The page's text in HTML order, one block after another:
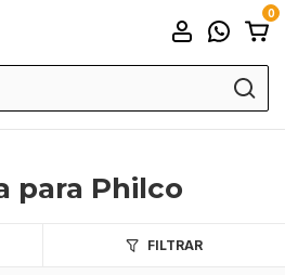
0
para Philco
FILTRAR